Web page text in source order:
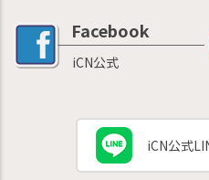
Facebook
iCN公式
iCN公式